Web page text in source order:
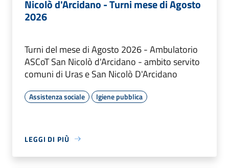
Nicolò d'Arcidano - Turni mese di Agosto
2026
Turni del mese di Agosto 2026 - Ambulatorio
ASCoT San Nicolò d'Arcidano - ambito servito
comuni di Uras e San Nicolò D'Arcidano
Assistenza sociale Igiene pubblica
LEGGI DI PIÙ